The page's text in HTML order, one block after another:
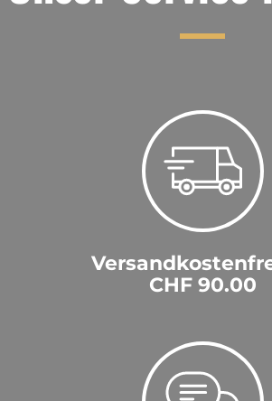
CHF 90.00